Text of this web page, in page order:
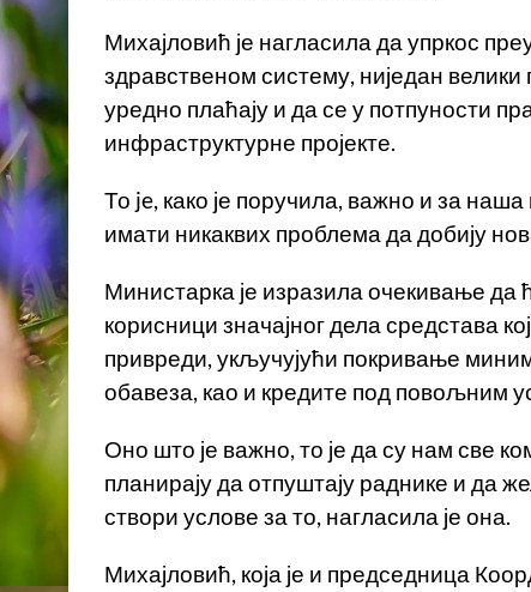
Михајловић је нагласила да упркос
здравственом систему, ниједан
уредно плаћају и да се у потпуности
инфраструктурне пројекте.
То je, како је поручила, важно и за
имати никаквих проблема да добију
Министарка је изразила очекивање да
корисници значајног дела средстава
привреди, укључујући покривање
обавеза, као и кредите под повољним
Оно што је важно, то је да су нам све
планирају да отпуштају раднике и да
створи услове за то, нагласила је она.
Михајловић, која је и председница